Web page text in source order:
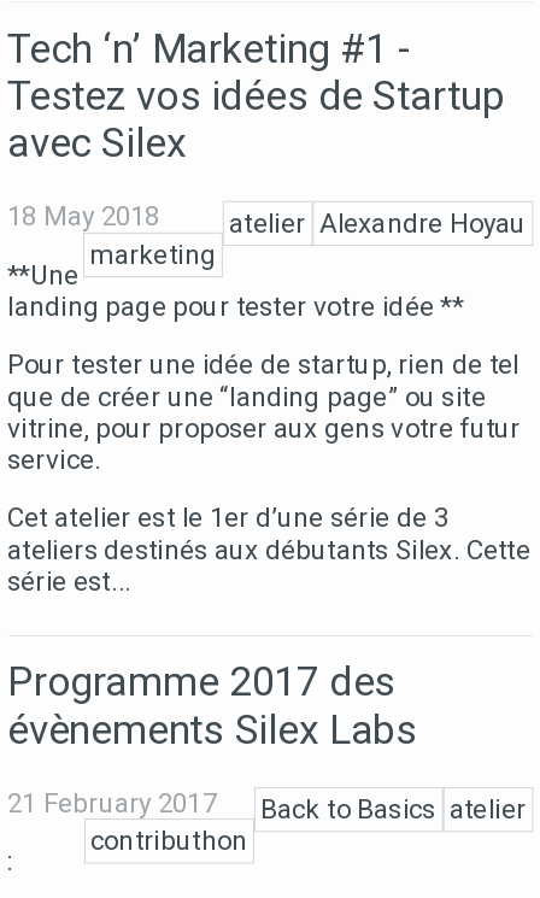
Tech ‘n’ Marketing #1 -
Testez vos idées de Startup
avec Silex
18 May 2018 Alexandre Hoyau
atelier
marketing
**Une
landing page pour tester votre idée **
Pour tester une idée de startup, rien de tel
que de créer une “landing page” ou site
vitrine, pour proposer aux gens votre futur
service.
Cet atelier est le 1er d’une série de 3
ateliers destinés aux débutants Silex. Cette
série est...
Programme 2017 des
évènements Silex Labs
21 February 2017 atelier
Back to Basics
contributhon
: